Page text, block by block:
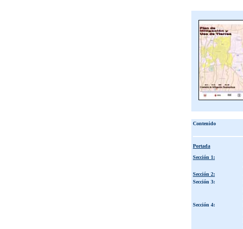
Contenido
Portada
Sección 1:
Sección 2:
Sección 3:
Sección 4: